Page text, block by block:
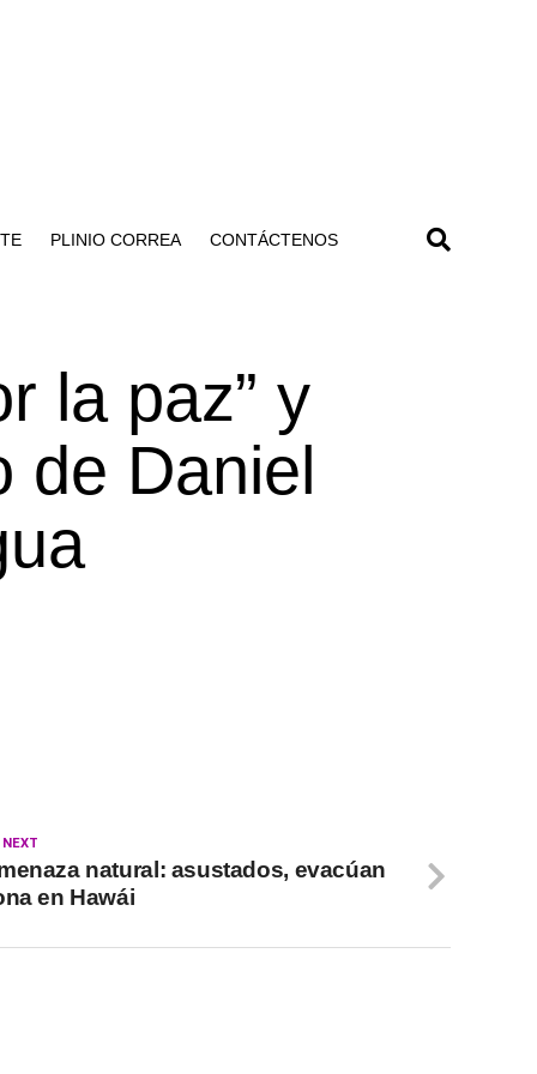
PLINIO CORREA CONTÁCTENOS
la paz” y
de Daniel
NEXT
natural: asustados, evacúan
en Hawái